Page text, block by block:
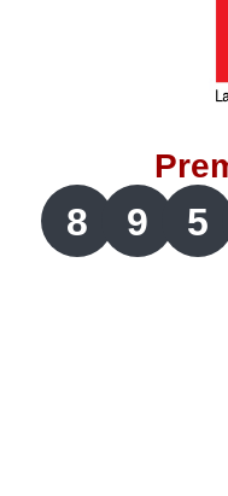
Lotería de
Lotería de
Lotería de
Lotería del
8 9 5